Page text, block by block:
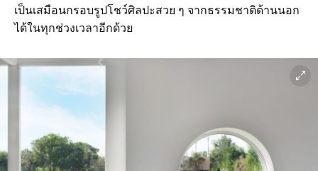
เป็นเสมือนกรอบรูปโชว์ศิลปะสวย ๆ จากธรรมชาติด้านนอก
ได้ในทุกช่วงเวลาอีกด้วย